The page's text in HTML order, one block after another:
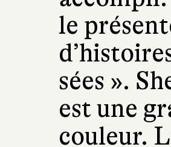
le
sées ».
est une
couleur.